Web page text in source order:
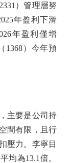
）管理層努
年盈利下滑
年盈利僅增
1368）今年預
主要是公司持
間有限，且行
壓力。李寧目
均為13.1倍。